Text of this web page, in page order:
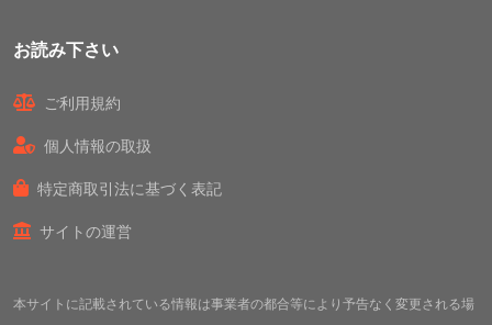
お読み下さい
ご利用規約
個人情報の取扱
特定商取引法に基づく表記
サイトの運営
本サイトに記載されている情報は事業者の都合等により予告なく変更される場